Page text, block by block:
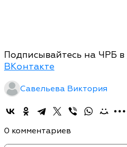
Подписывайтесь на ЧРБ в
ВКонтакте
Савельева Виктория
0 комментариев